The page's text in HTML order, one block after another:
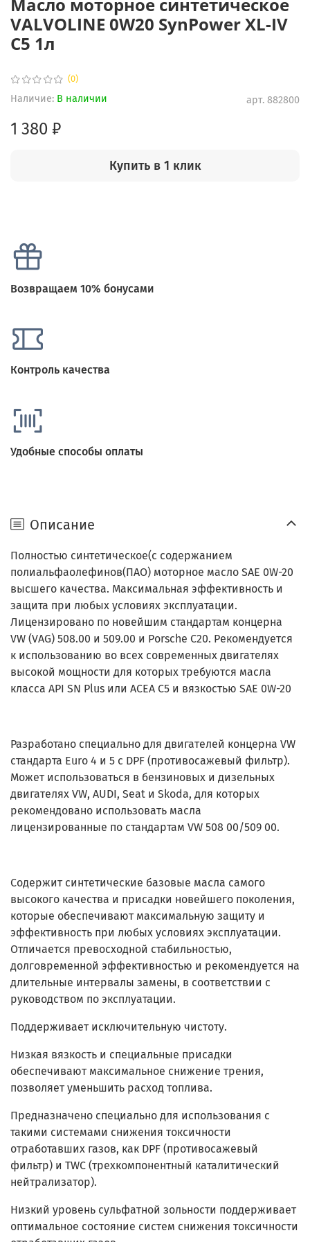
(0)
арт. 882800
Наличие: В наличии
VALVOLINE 0W20 SynPower XL-IV
C5 1л
1 380 ₽
Купить в 1 клик
Возвращаем 10% бонусами
Контроль качества
Удобные способы оплаты
Описание
Полностью синтетическое(с содержанием
полиальфаолефинов(ПАО) моторное масло SAE 0W-20
высшего качества. Максимальная эффективность и
защита при любых условиях эксплуатации.
Лицензировано по новейшим стандартам концерна
VW (VAG) 508.00 и 509.00 и Porsche C20. Рекомендуется
к использованию во всех современных двигателях
высокой мощности для которых требуются масла
класса API SN Plus или ACEA C5 и вязкостью SAE 0W-20
Разработано специально для двигателей концерна VW
стандарта Euro 4 и 5 с DPF (противосажевый фильтр).
Может использоваться в бензиновых и дизельных
двигателях VW, AUDI, Seat и Skoda, для которых
рекомендовано использовать масла
лицензированные по стандартам VW 508 00/509 00.
Содержит синтетические базовые масла самого
высокого качества и присадки новейшего поколения,
которые обеспечивают максимальную защиту и
эффективность при любых условиях эксплуатации.
Отличается превосходной стабильностью,
долговременной эффективностью и рекомендуется на
длительные интервалы замены, в соответствии с
руководством по эксплуатации.
Поддерживает исключительную чистоту.
Низкая вязкость и специальные присадки
обеспечивают максимальное снижение трения,
позволяет уменьшить расход топлива.
Предназначено специально для использования с
такими системами снижения токсичности
отработавших газов, как DPF (противосажевый
фильтр) и TWC (трехкомпонентный каталитический
нейтрализатор).
Низкий уровень сульфатной зольности поддерживает
оптимальное состояние систем снижения токсичности